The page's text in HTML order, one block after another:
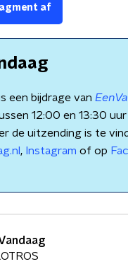
af
een bijdrage van
12:00 en 13:30
de uitzending is te
, Instagram of op